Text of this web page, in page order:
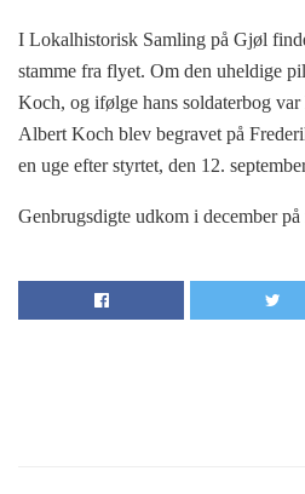
I Lokalhistorisk Samling på Gjøl
stamme fra flyet. Om den uheldige
Koch, og ifølge hans soldaterbog
Albert Koch blev begravet på
en uge efter styrtet, den 12.
Genbrugsdigte udkom i december